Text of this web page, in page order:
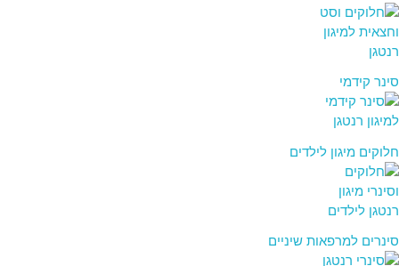
סינר קידמי
חלוקים מיגון לילדים
סינרים למרפאות שיניים